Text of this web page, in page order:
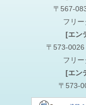
〒567-
フリー
[エン
〒573-
フリー
[エン
〒573-